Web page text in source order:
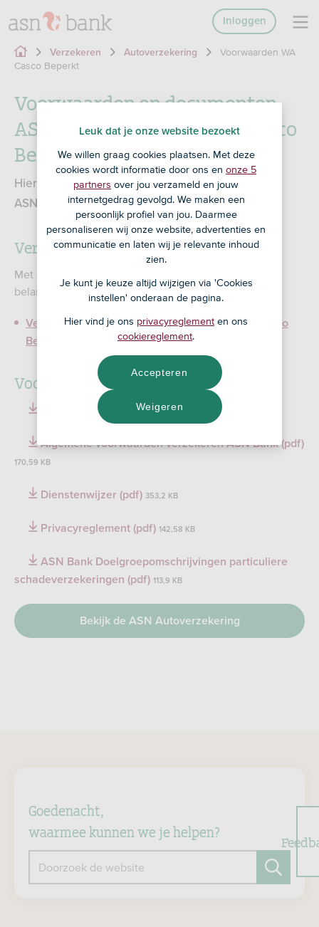
Inloggen
Verzekeren Autoverzekering
Voorwaarden WA
Casco Beperkt
Voorwaarden en documenten
ASN Autoverzekering WA Casco
Beperkt
Hier vind je alle belangrijke documenten over de
ASN Autoverzekering WA Casco Beperkt.
Verzekeringskaarten
Met een verzekeringskaart zie je in één oogopslag de
belangrijkste productkenmerken.
Verzekeringskaart ASN Autoverzekering WA Casco
Beperkt
Voorwaarden en documenten
Voorwaarden ASN Autoverzekering (pdf)
Algemene voorwaarden verzekeren ASN Bank (pdf)
170,59 KB
Dienstenwijzer (pdf) 353,2 KB
Privacyreglement (pdf) 142,58 KB
ASN Bank Doelgroepomschrijvingen particuliere
schadeverzekeringen (pdf) 113,9 KB
Bekijk de ASN Autoverzekering
Goedenacht,
waarmee kunnen we je helpen?
Doorzoek de website
Leuk dat je onze website bezoekt
We willen graag cookies plaatsen. Met deze
cookies wordt informatie door ons en onze 5
partners over jou verzameld en jouw
internetgedrag gevolgd. We maken een
persoonlijk profiel van jou. Daarmee
personaliseren wij onze website, advertenties en
communicatie en laten wij je relevante inhoud
zien.
Je kunt je keuze altijd wijzigen via 'Cookies
instellen' onderaan de pagina.
Hier vind je ons privacyreglement en ons
cookiereglement.
Weigeren
Accepteren